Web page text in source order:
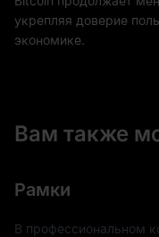
укрепляя доверие
экономике.
Вам также
Рамки
В профессиональном